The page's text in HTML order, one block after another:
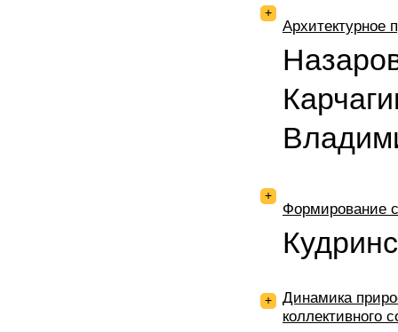
+
Архитектурное
+
Формирование
+
Динамика
коллективного